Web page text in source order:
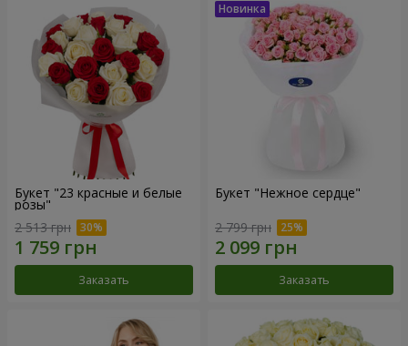
Букет "23 красные и белые
розы"
2 513 грн
Заказать
Букет "Нежное сердце"
2 799 грн
Заказать